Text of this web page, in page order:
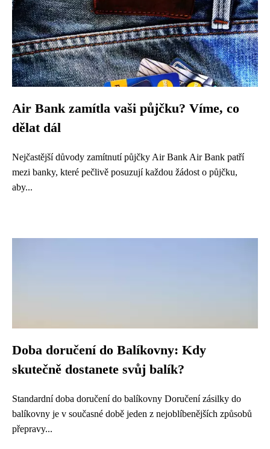
Air Bank zamítla vaši půjčku? Víme, co
dělat dál
Nejčastější důvody zamítnutí půjčky Air Bank Air Bank patří
mezi banky, které pečlivě posuzují každou žádost o půjčku,
aby...
Doba doručení do Balíkovny: Kdy
skutečně dostanete svůj balík?
Standardní doba doručení do balíkovny Doručení zásilky do
balíkovny je v současné době jeden z nejoblíbenějších způsobů
přepravy...